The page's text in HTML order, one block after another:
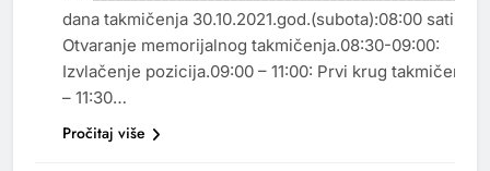
dana takmičenja 30.10.2021.god.(subota):08:00 sati:
Otvaranje memorijalnog takmičenja.08:30-09:00:
Izvlačenje pozicija.09:00 – 11:00: Prvi krug
– 11:30…
Pročitaj više